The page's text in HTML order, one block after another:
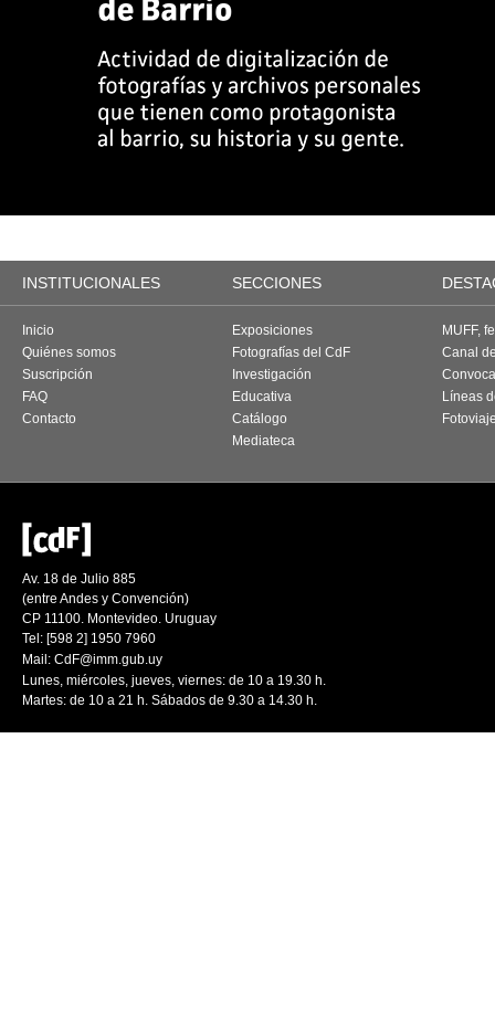
INSTITUCIONALES SECCIONES
Inicio
Quiénes somos
Suscripción
FAQ
Contacto
Exposiciones
Fotografías del CdF
Investigación
Educativa
Catálogo
Mediateca
MUFF,
Canal
Líneas
Av. 18 de Julio 885
(entre Andes y Convención)
CP 11100. Montevideo. Uruguay
Tel: [598 2] 1950 7960
Mail: CdF@imm.gub.uy
Lunes, miércoles, jueves, viernes: de 10 a 19.30 h.
Martes: de 10 a 21 h. Sábados de 9.30 a 14.30 h.